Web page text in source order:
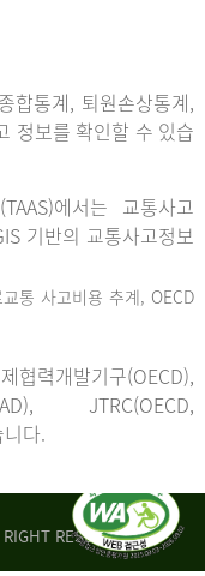
합통계, 퇴원손상통계,
정보를 확인할 수 있습
에서는 교통사고
기반의 교통사고정보
통 사고비용 추계, OECD
협력개발기구(OECD),
JTRC(OECD,
다.
RESERVED